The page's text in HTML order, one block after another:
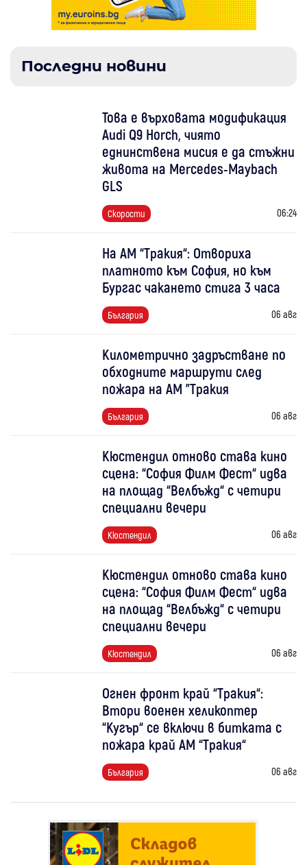
Последни новини
Това е върховата модификация
Audi Q9 Horch, чиято
еднинствена мисия е да стъжни
живота на Mercedes-Maybach
GLS
Скорости 06:24
На АМ “Тракия“: Отвориха
платното към София, но към
Бургас чакането стига 3 часа
България 06 авг
Километрично задръстване по
обходните маршрути след
пожара на АМ "Тракия
България 06 авг
Кюстендил отново става кино
сцена: “София Филм Фест“ идва
на площад “Велбъжд“ с четири
специални вечери
Кюстендил 06 авг
Кюстендил отново става кино
сцена: “София Филм Фест“ идва
на площад “Велбъжд“ с четири
специални вечери
Кюстендил 06 авг
Огнен фронт край “Тракия“:
Втори военен хеликоптер
“Кугър“ се включи в битката с
пожара край АМ “Тракия“
България 06 авг